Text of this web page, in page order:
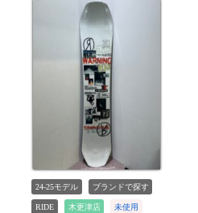
24-25モデル ブランドで探す
RIDE 木更津店 未使用